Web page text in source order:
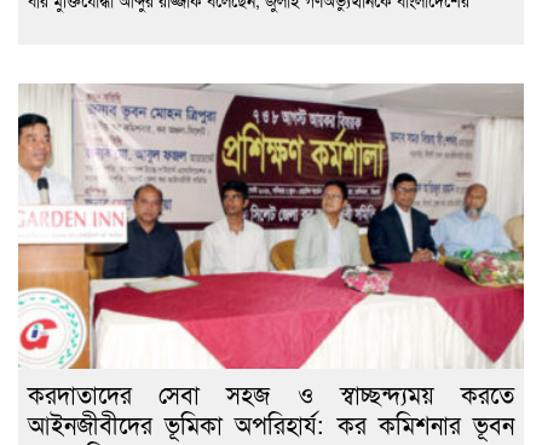
করদাতাদের সেবা সহজ ও স্বাচ্ছন্দ্যময় করতে
আইনজীবীদের ভূমিকা অপরিহার্য: কর কমিশনার ভূবন